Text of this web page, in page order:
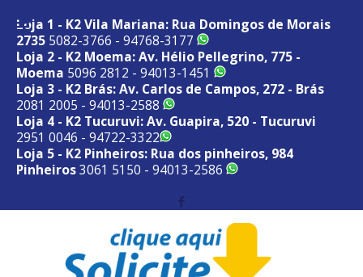
Loja 1 - K2 Vila Mariana: Rua Domingos de Morais
2735 5082-3766 - 94768-3177
Loja 2 - K2 Moema: Av. Hélio Pellegrino, 775 -
Moema 5096 2812 - 94013-1451
Loja 3 - K2 Brás: Av. Carlos de Campos, 272 - Brás
2081 2005 - 94013-2588
Loja 4 - K2 Tucuruvi: Av. Guapira, 520 - Tucuruvi
2951 0046 - 94722-3322
Loja 5 - K2 Pinheiros: Rua dos pinheiros, 984
Pinheiros3061 5150 - 94013-2586